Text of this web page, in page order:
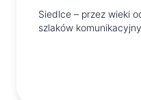
Siedlce – przez wieki
szlaków